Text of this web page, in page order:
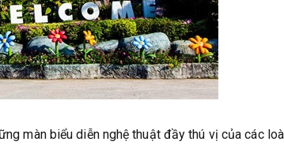
màn biểu diễn nghệ thuật đầy thú vị của các